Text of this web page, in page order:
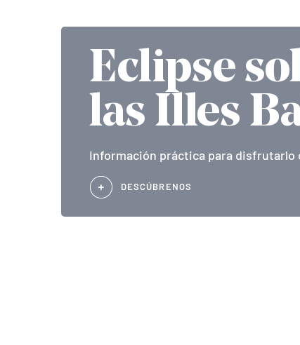
Eclipse
las Illes
Información práctica para disfrutarlo
DESCÚBRENOS